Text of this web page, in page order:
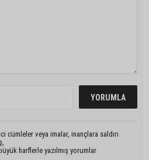
cümleler veya imalar, inançlara saldırı
harflerle yazılmış yorumlar